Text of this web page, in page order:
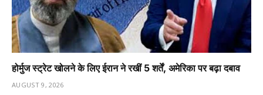
होर्मुज स्ट्रेट खोलने के लिए ईरान ने रखीं 5 शर्तें, अमेरिका पर बढ़ा दबाव
AUGUST 9, 2026